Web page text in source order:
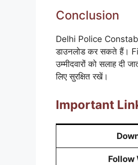
Conclusion
Delhi Police
डाउनलोड कर सकते हैं।
उम्मीदवारों को सलाह दी
लिए सुरक्षित रखें।
Important
Follow